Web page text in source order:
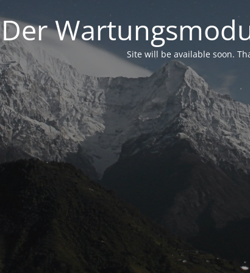
Der
Site will be available soon.